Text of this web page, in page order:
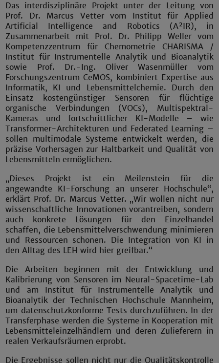
Das interdisziplinäre Projekt unter der Leitung von
Prof. Dr. Marcus Vetter vom Institut für Applied
Artificial Intelligence and Robotics (A²IR), in
Zusammenarbeit mit Prof. Dr. Philipp Weller vom
Kompetenzzentrum für Chemometrie CHARISMA /
Institut für Instrumentelle Analytik und Bioanalytik
sowie Prof. Dr.-Ing. Oliver Wasenmüller vom
Forschungszentrum CeMOS, kombiniert Expertise aus
Informatik, KI und Lebensmittelchemie. Durch den
Einsatz kostengünstiger Sensoren für flüchtige
organische Verbindungen (VOCs), Multispektral-
Kameras und fortschrittlicher KI-Modelle – wie
Transformer-Architekturen und Federated Learning –
sollen multimodale Systeme entwickelt werden, die
präzise Vorhersagen zur Haltbarkeit und Qualität von
Lebensmitteln ermöglichen.
„Dieses Projekt ist ein Meilenstein für die
angewandte KI-Forschung an unserer Hochschule“,
erklärt Prof. Dr. Marcus Vetter. „Wir wollen nicht nur
wissenschaftliche Innovationen vorantreiben, sondern
auch konkrete Lösungen für den Einzelhandel
schaffen, die Lebensmittelverschwendung minimieren
und Ressourcen schonen. Die Integration von KI in
den Alltag des LEH wird hier greifbar.“
Die Arbeiten beginnen mit der Entwicklung und
Kalibrierung von Sensoren im Neural-Spacetime-Lab
und am Institut für Instrumentelle Analytik und
Bioanalytik der Technischen Hochschule Mannheim,
um datenschutzkonforme Tests durchzuführen. In der
Transferphase werden die Systeme in Kooperation mit
Lebensmitteleinzelhändlern und deren Zulieferern in
realen Verkaufsräumen erprobt.
Die Ergebnisse sollen nicht nur die Qualitätskontrolle